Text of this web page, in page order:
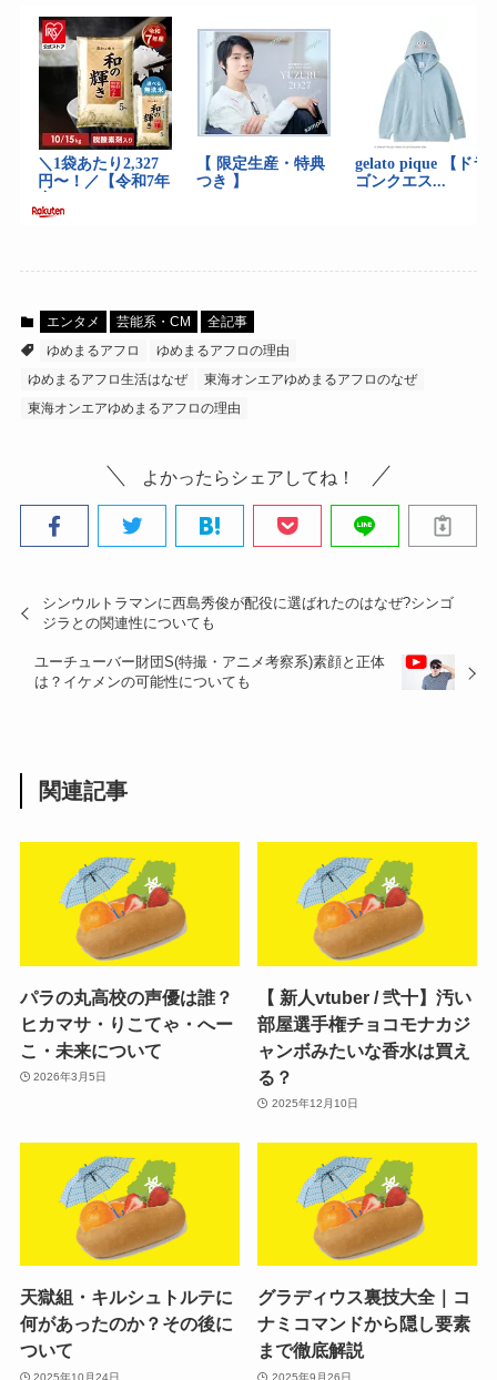
エンタメ 芸能系・CM
全記事
ゆめまるアフロ
ゆめまるアフロの理由
ゆめまるアフロ生活はなぜ
東海オンエアゆめまるアフロのなぜ
東海オンエアゆめまるアフロの理由
よかったらシェアしてね！
シンウルトラマンに西島秀俊が配役に選ばれたのはなぜ?シンゴ
ジラとの関連性についても
ユーチューバー財団S(特撮・アニメ考察系)素顔と正体
は？イケメンの可能性についても
関連記事
パラの丸高校の声優は誰？
ヒカマサ・りこてゃ・へー
こ・未来について
2026年3月5日
【 新人vtuber / 弐十】汚い
部屋選手権チョコモナカジ
ャンボみたいな香水は買え
る？
2025年12月10日
天獄組・キルシュトルテに
何があったのか？その後に
ついて
2025年10月24日
グラディウス裏技大全｜コ
ナミコマンドから隠し要素
まで徹底解説
2025年9月26日